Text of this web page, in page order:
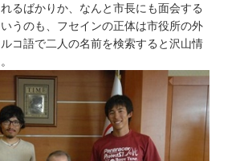
るばかりか、なんと市長にも面会する
うのも、フセインの正体は市役所の外
コ語で二人の名前を検索すると沢山情